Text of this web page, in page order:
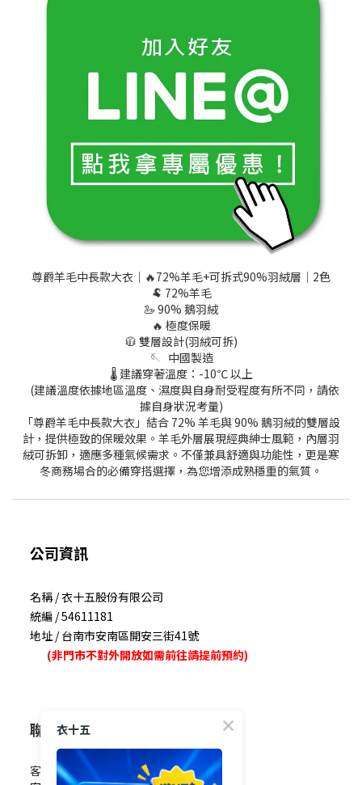
尊爵羊毛中長款大衣│🔥72%羊毛+可拆式90%羽絨層│2色
🐏 72%羊毛
🦢 90% 鵝羽絨
🔥 極度保暖
🧥 雙層設計(羽絨可拆)
🪡 中國製造
🌡️ 建議穿著溫度：-10℃ 以上
(建議溫度依據地區溫度、濕度與自身耐受程度有所不同，請依
據自身狀況考量)
「尊爵羊毛中長款大衣」結合 72% 羊毛與 90% 鵝羽絨的雙層設
計，提供極致的保暖效果。羊毛外層展現經典紳士風範，內層羽
絨可拆卸，適應多種氣候需求。不僅兼具舒適與功能性，更是寒
冬商務場合的必備穿搭選擇，為您增添成熟穩重的氣質。
公司資訊
名稱 / 衣十五股份有限公司
統編 / 54611181
地址 / 台南市安南區開安三街41號
(非門市不對外開放如需前往請提前預約)
聯絡我們
客服電話 / 0965-825-178
衣十五